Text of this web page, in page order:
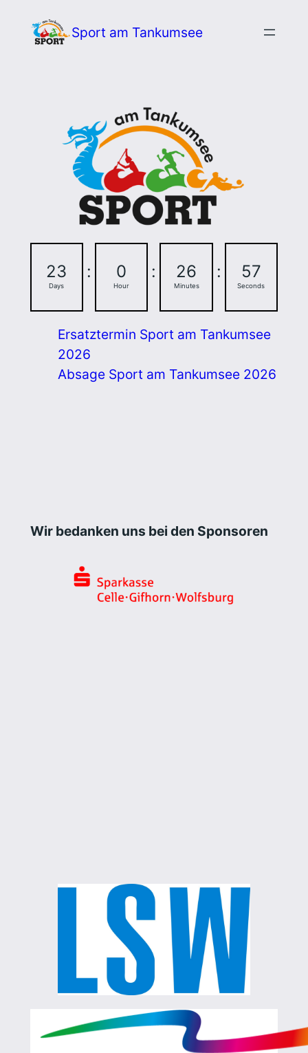
Inhalt
Sport am Tankumsee
23
Days
: 0
Hour
: 26
Minutes
: 57
Seconds
Ersatztermin Sport am Tankumsee
2026
Absage Sport am Tankumsee 2026
Wir bedanken uns bei den Sponsoren